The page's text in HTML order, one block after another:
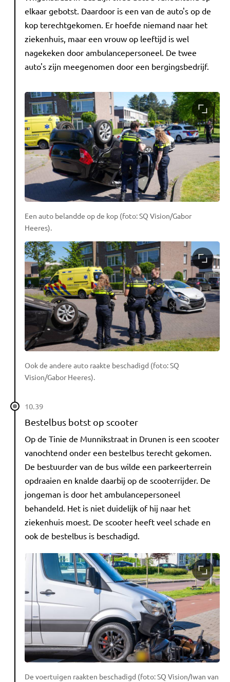
elkaar gebotst. Daardoor is een van de auto's op de
kop terechtgekomen. Er hoefde niemand naar het
ziekenhuis, maar een vrouw op leeftijd is wel
nagekeken door ambulancepersoneel. De twee
auto's zijn meegenomen door een bergingsbedrijf.
Een auto belandde op de kop (foto: SQ Vision/Gabor
Heeres).
Ook de andere auto raakte beschadigd (foto: SQ
Vision/Gabor Heeres).
10.39
Bestelbus botst op scooter
Op de Tinie de Munnikstraat in Drunen is een scooter
vanochtend onder een bestelbus terecht gekomen.
De bestuurder van de bus wilde een parkeerterrein
opdraaien en knalde daarbij op de scooterrijder. De
jongeman is door het ambulancepersoneel
behandeld. Het is niet duidelijk of hij naar het
ziekenhuis moest. De scooter heeft veel schade en
ook de bestelbus is beschadigd.
De voertuigen raakten beschadigd (foto: SQ Vision/Iwan van